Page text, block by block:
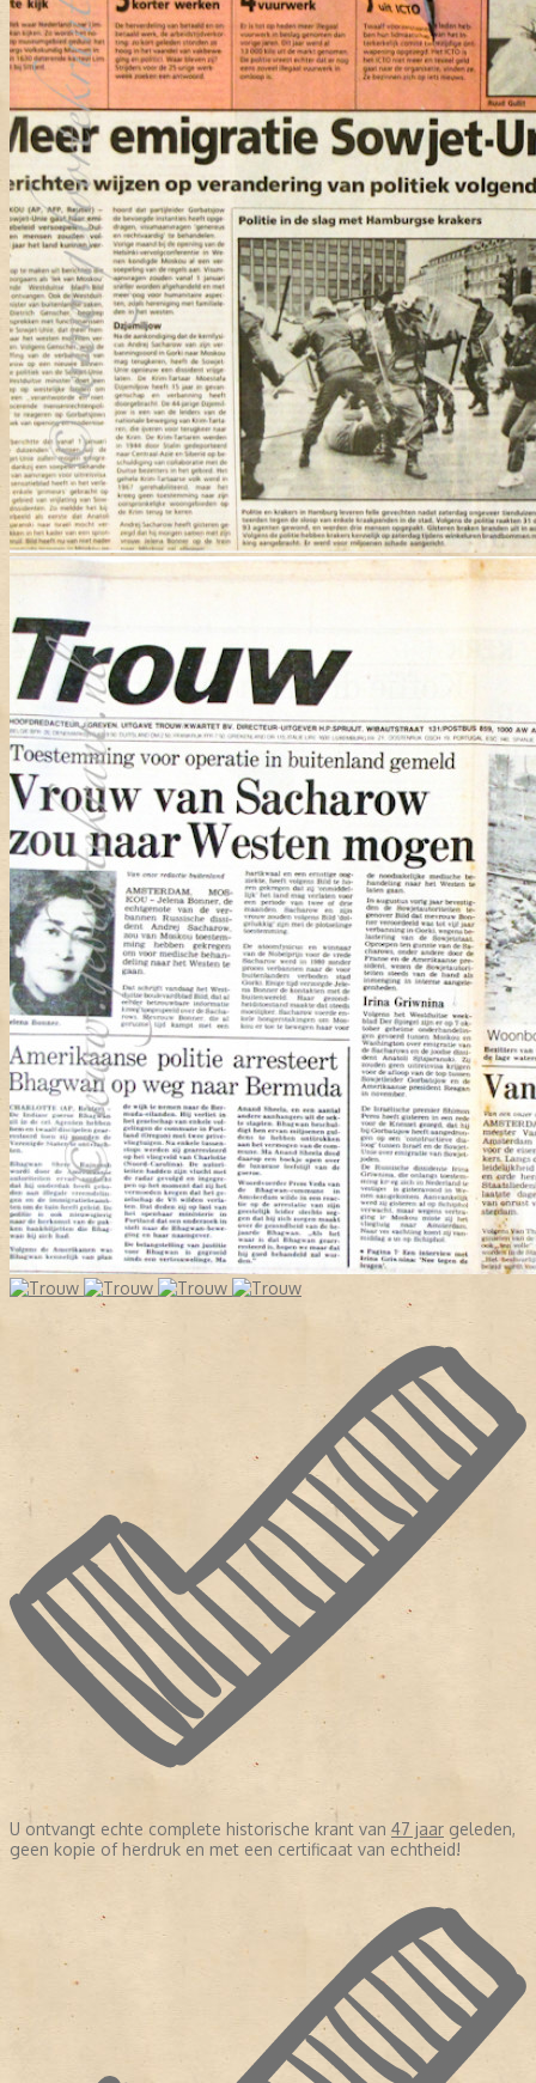
U ontvangt echte complete historische krant van 47 jaar geleden,
geen kopie of herdruk en met een certificaat van echtheid!